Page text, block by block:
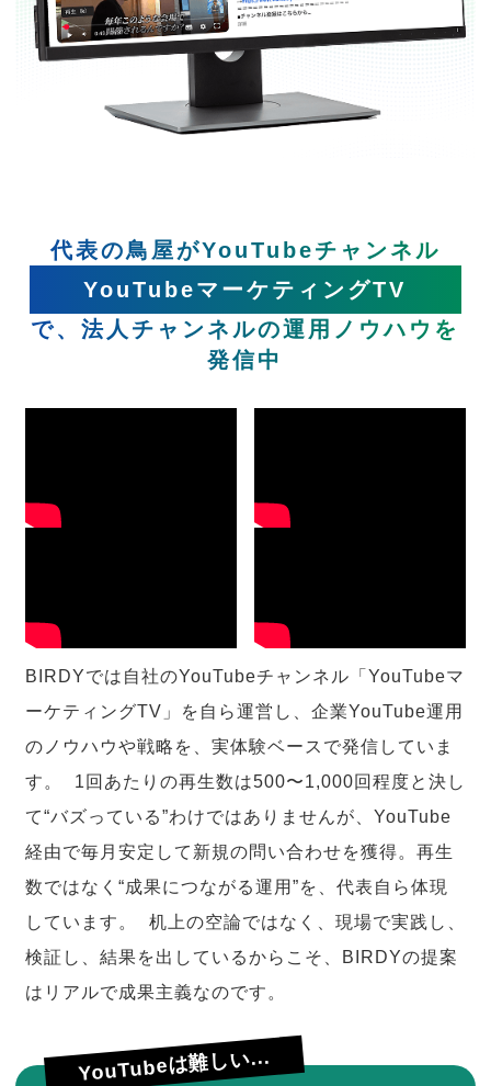
代表の鳥屋がYouTubeチャンネル
YouTubeマーケティングTV
で、法人チャンネルの運用ノウハウを
発信中
BIRDYでは自社のYouTubeチャンネル「YouTubeマ
ーケティングTV」を自ら運営し、企業YouTube運用
のノウハウや戦略を、実体験ベースで発信していま
す。 1回あたりの再生数は500〜1,000回程度と決し
て“バズっている”わけではありませんが、YouTube
経由で毎月安定して新規の問い合わせを獲得。再生
数ではなく“成果につながる運用”を、代表自ら体現
しています。 机上の空論ではなく、現場で実践し、
検証し、結果を出しているからこそ、BIRDYの提案
はリアルで成果主義なのです。
YouTubeは難しい...